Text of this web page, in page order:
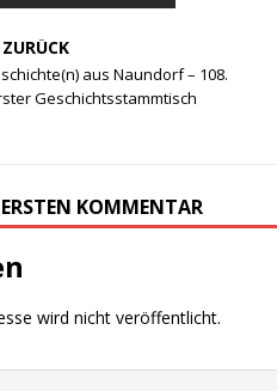
ZURÜCK
aus Naundorf – 108.
Geschichtsstammtisch
ERSTEN KOMMENTAR
wird nicht veröffentlicht.